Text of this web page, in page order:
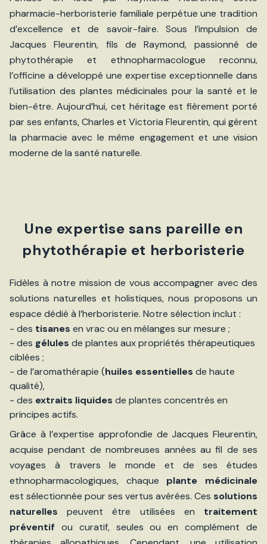
pharmacie-herboristerie familiale perpétue une tradition
d’excellence et de savoir-faire. Sous l’impulsion de
Jacques Fleurentin, fils de Raymond, passionné de
phytothérapie et ethnopharmacologue reconnu,
l’officine a développé une expertise exceptionnelle dans
l’utilisation des plantes médicinales pour la santé et le
bien-être. Aujourd’hui, cet héritage est fièrement porté
par ses enfants, Charles et Victoria Fleurentin, qui gèrent
la pharmacie avec le même engagement et une vision
moderne de la santé naturelle.
Une expertise sans pareille en
phytothérapie et herboristerie
Fidèles à notre mission de vous accompagner avec des
solutions naturelles et holistiques, nous proposons un
espace dédié à l’herboristerie. Notre sélection inclut :
- des tisanes en vrac ou en mélanges sur mesure ;
- des gélules de plantes aux propriétés thérapeutiques
ciblées ;
- de l’aromathérapie (huiles essentielles de haute
qualité),
- des extraits liquides de plantes concentrés en
principes actifs.
Grâce à l’expertise approfondie de Jacques Fleurentin,
acquise pendant de nombreuses années au fil de ses
voyages à travers le monde et de ses études
ethnopharmacologiques, chaque plante médicinale
est sélectionnée pour ses vertus avérées. Ces solutions
naturelles peuvent être utilisées en traitement
préventif ou curatif, seules ou en complément de